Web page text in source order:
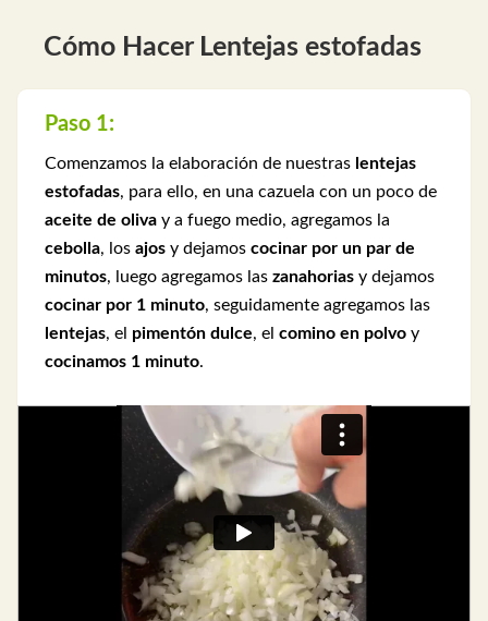
Cómo Hacer Lentejas estofadas
Paso 1:
Comenzamos la elaboración de nuestras lentejas
estofadas, para ello, en una cazuela con un poco de
aceite de oliva y a fuego medio, agregamos la
cebolla, los ajos y dejamos cocinar por un par de
minutos, luego agregamos las zanahorias y dejamos
cocinar por 1 minuto, seguidamente agregamos las
lentejas, el pimentón dulce, el comino en polvo y
cocinamos 1 minuto.